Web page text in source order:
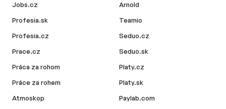
Jobs.cz
Profesia.sk
Profesia.cz
Prace.cz
Práca za rohom
Práce za rohem
Atmoskop
Arnold
Teamio
Seduo.cz
Seduo.sk
Platy.cz
Platy.sk
Paylab.com